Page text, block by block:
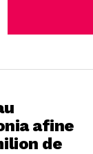
afine
de